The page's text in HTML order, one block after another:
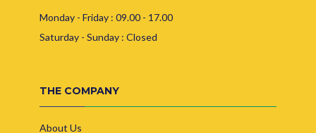
Monday - Friday : 09.00 - 17.00
Saturday - Sunday : Closed
THE COMPANY
About Us